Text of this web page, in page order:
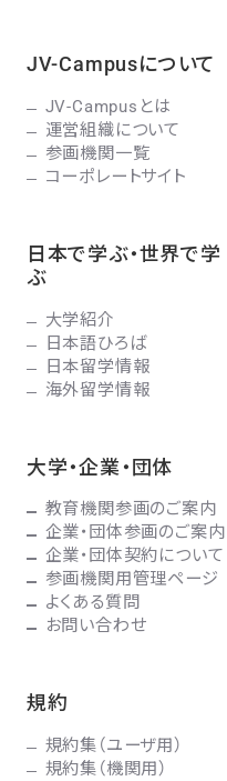
JV-Campusについて
JV-Campusとは
運営組織について
参画機関一覧
コーポレートサイト
日本で学ぶ・世界で学
ぶ
大学紹介
日本語ひろば
日本留学情報
海外留学情報
大学・企業・団体
教育機関参画のご案内
企業・団体参画のご案内
企業・団体契約について
参画機関用管理ページ
よくある質問
お問い合わせ
規約
規約集（ユーザ用）
規約集（機関用）